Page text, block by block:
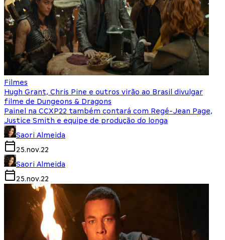
Filmes
Hugh Grant, Chris Pine e outros virão ao Brasil divulgar
filme de Dungeons & Dragons
Painel na CCXP22 também contará com Regé-Jean Page,
Justice Smith e equipe de produção do longa
Saori Almeida
25.nov.22
Saori Almeida
25.nov.22